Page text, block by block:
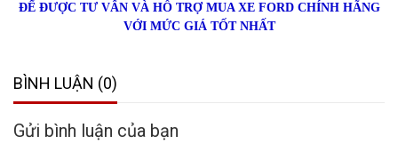
ĐỂ ĐƯỢC TƯ VẤN VÀ HỖ TRỢ MUA XE FORD CHÍNH HÃNG
VỚI MỨC GIÁ TỐT NHẤT
BÌNH LUẬN (0)
Gửi bình luận của bạn